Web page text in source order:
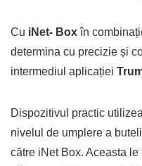
Cu iNet- Boxîn
determina cu precizie și
intermediul aplicației
Dispozitivul practic
nivelul de umplere a
către iNet Box. Aceasta